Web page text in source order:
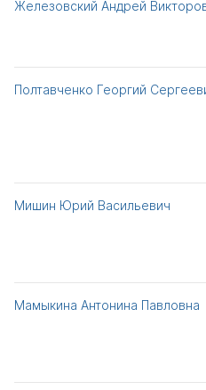
Железовский Андрей
Полтавченко Георгий
Мишин Юрий Васильевич
Мамыкина Антонина Павловна